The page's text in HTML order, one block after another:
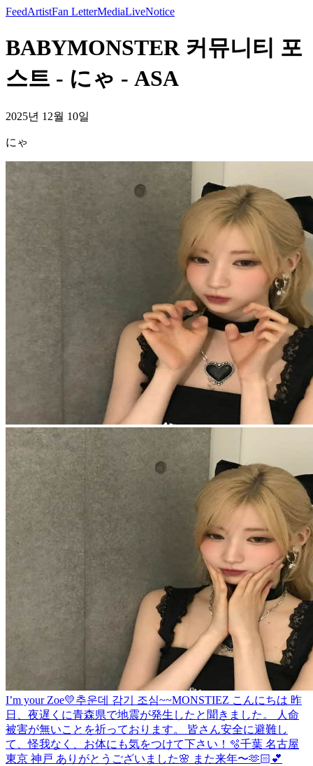
FeedArtistFan LetterMediaLiveNotice
BABYMONSTER 커뮤니티 포
스트 - にゃ - ASA
2025년 12월 10일
にゃ
I’m your Zoe💛추운데 감기 조심~~MONSTIEZ こんにちは 昨
日、夜遅くに青森県で地震が発生したと聞きました。 人命
被害が無いことを祈っております。 皆さん安全に避難し
て、怪我なく、お体にも気をつけて下さい！ 🫧千葉 名古屋
東京 神戸 ありがとうございました🌸 また来年〜🫶🏻💕